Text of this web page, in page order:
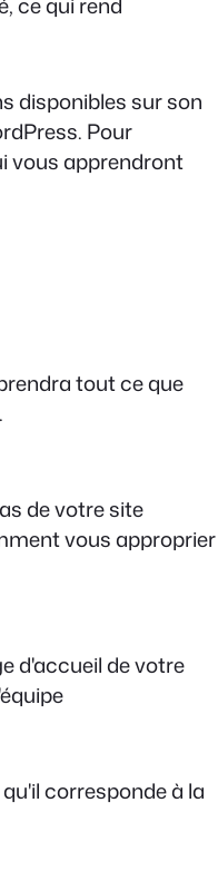
ce qui rend
disponibles sur son
Pour
vous apprendront
tout ce que
de votre site
vous approprier
d'accueil de votre
corresponde à la